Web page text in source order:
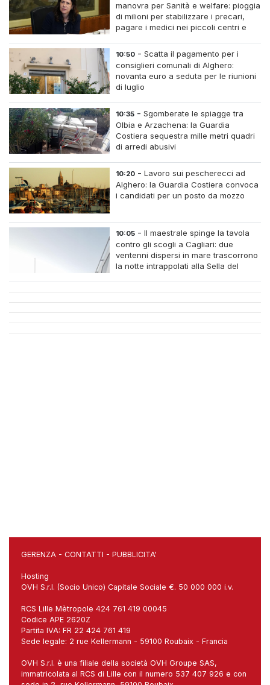
manovra per Sanità e welfare: pioggia
di milioni per stabilizzare i precari,
pagare i medici nei piccoli centri e
10:50 -Scatta il pagamento per i
consiglieri comunali di Alghero:
novanta euro a seduta per le riunioni
di luglio
10:35 -Sgomberate le spiagge tra
Olbia e Arzachena: la Guardia
Costiera sequestra mille metri quadri
di arredi abusivi
10:20 -Lavoro sui pescherecci ad
Alghero: la Guardia Costiera convoca
i candidati per un posto da mozzo
10:05 -Il maestrale spinge la tavola
contro gli scogli a Cagliari: due
ventenni dispersi in mare trascorrono
la notte intrappolati alla Sella del
GERENZA - CONTATTI - PUBBLICITA'
Hosting
OVH S.r.l. (Socio Unico) Capitale Sociale €. 50 000 000 i.v.
RCS Lille Mètropole 424 761 419 00045
Codice APE 2620Z
Partita IVA: FR 22 424 761 419
Sede legale: 2 rue Kellermann - 59100 Roubaix - Francia
OVH S.r.l. è una filiale della società OVH Groupe SAS,
immatricolata al RCS di Lille con il numero 537 407 926 e con